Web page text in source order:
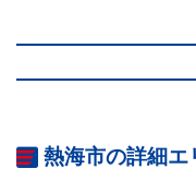
熱海市の詳細エ